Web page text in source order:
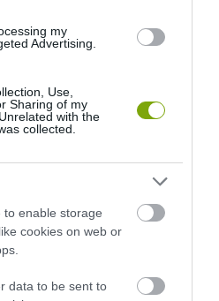
my
Advertising.
Use,
Sharing of my
with the
collected.
to enable storage
cookies on web or
data to be sent to